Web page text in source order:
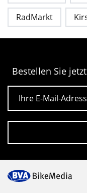
RadMarkt
Bestellen Sie
E-Mail